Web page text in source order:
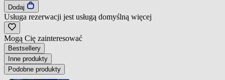
Dodaj
Usługa rezerwacji jest usługą domyślną więcej
Mogą Cię zainteresować
Bestsellery
Inne produkty
Podobne produkty